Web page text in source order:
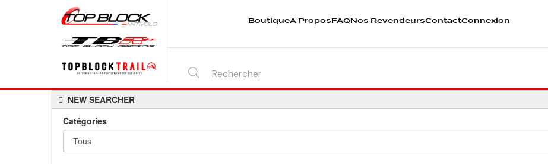
BoutiqueA ProposFAQNos RevendeursContactConnexion
NEW SEARCHER
Catégories